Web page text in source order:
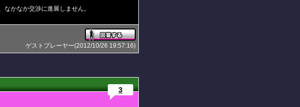
かなか交渉に進展しません。
ゲストプレーヤー(2012/10/26 19:57:16)
3